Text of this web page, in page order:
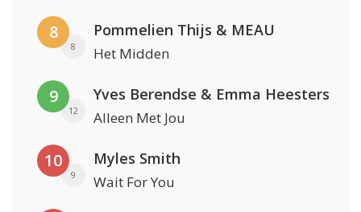
8
8
Pommelien Thijs & MEAU
Het Midden
9
12
Yves Berendse & Emma Heesters
Alleen Met Jou
10
9
Myles Smith
Wait For You